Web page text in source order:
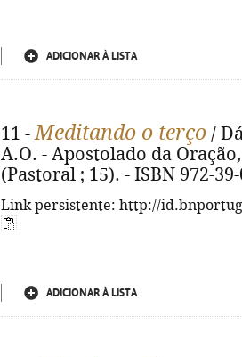
ADICIONAR À LISTA
11 -Meditando o terço /
A.O. - Apostolado da
(Pastoral ; 15). - ISBN 972-
Link persistente: http://
ADICIONAR À LISTA